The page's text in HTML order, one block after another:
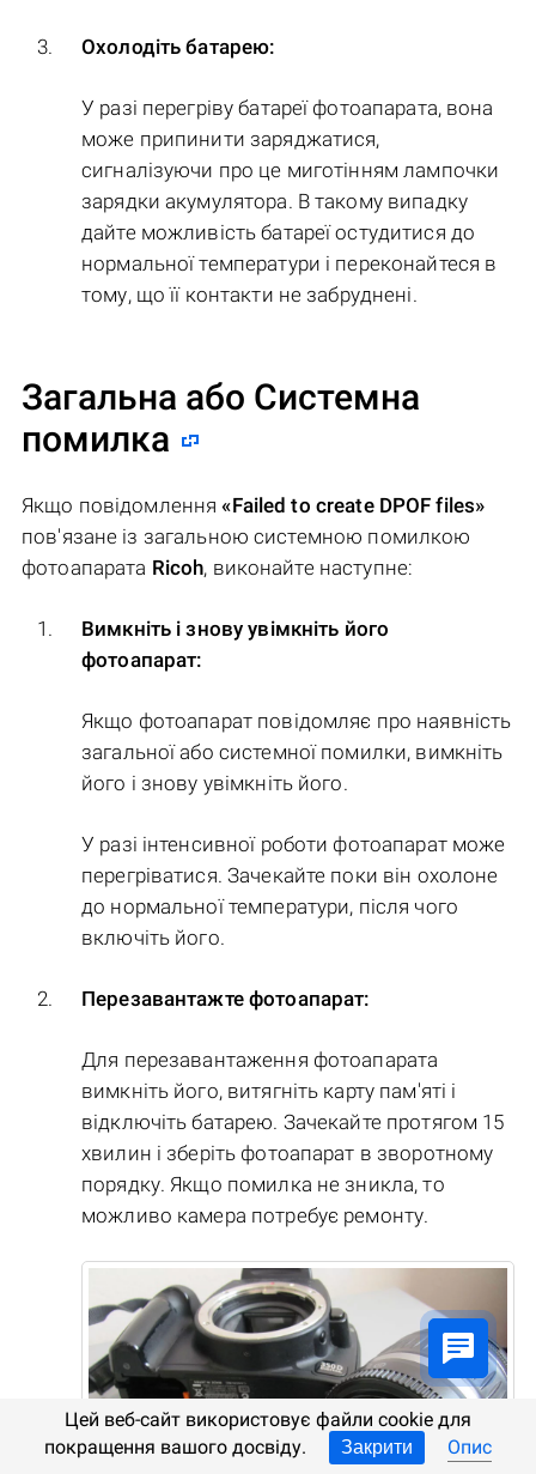
Охолодіть батарею:
У разі перегріву батареї фотоапарата, вона
може припинити заряджатися,
сигналізуючи про це миготінням лампочки
зарядки акумулятора. В такому випадку
дайте можливість батареї остудитися до
нормальної температури і переконайтеся в
тому, що її контакти не забруднені.
Загальна або Системна
помилка
Якщо повідомлення«Failed to create DPOF files»
пов'язане із загальною системною помилкою
фотоапарата Ricoh, виконайте наступне:
Вимкніть і знову увімкніть його
фотоапарат:
Якщо фотоапарат повідомляє про наявність
загальної або системної помилки, вимкніть
його і знову увімкніть його.
У разі інтенсивної роботи фотоапарат може
перегріватися. Зачекайте поки він охолоне
до нормальної температури, після чого
включіть його.
Перезавантажте фотоапарат:
Для перезавантаження фотоапарата
вимкніть його, витягніть карту пам'яті і
відключіть батарею. Зачекайте протягом 15
хвилин і зберіть фотоапарат в зворотному
порядку. Якщо помилка не зникла, то
можливо камера потребує ремонту.
Цей веб-сайт використовує файли cookie для
покращення вашого досвіду.
Закрити Опис